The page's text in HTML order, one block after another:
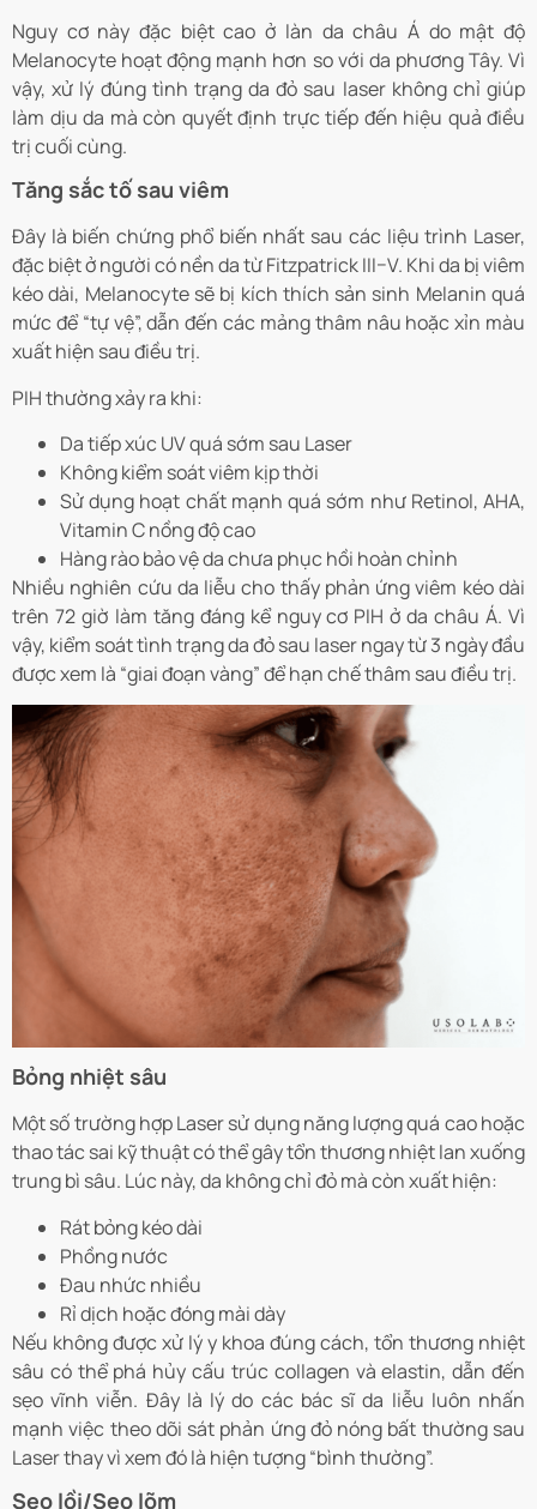
Nguy cơ này đặc biệt cao ở làn da châu Á do mật độ
Melanocyte hoạt động mạnh hơn so với da phương Tây. Vì
vậy, xử lý đúng tình trạng da đỏ sau laser không chỉ giúp
làm dịu da mà còn quyết định trực tiếp đến hiệu quả điều
trị cuối cùng.
Tăng sắc tố sau viêm
Đây là biến chứng phổ biến nhất sau các liệu trình Laser,
đặc biệt ở người có nền da từ Fitzpatrick III–V. Khi da bị viêm
kéo dài, Melanocyte sẽ bị kích thích sản sinh Melanin quá
mức để “tự vệ”, dẫn đến các mảng thâm nâu hoặc xỉn màu
xuất hiện sau điều trị.
PIH thường xảy ra khi:
Da tiếp xúc UV quá sớm sau Laser
Không kiểm soát viêm kịp thời
Sử dụng hoạt chất mạnh quá sớm như Retinol, AHA,
Vitamin C nồng độ cao
Hàng rào bảo vệ da chưa phục hồi hoàn chỉnh
Nhiều nghiên cứu da liễu cho thấy phản ứng viêm kéo dài
trên 72 giờ làm tăng đáng kể nguy cơ PIH ở da châu Á. Vì
vậy, kiểm soát tình trạng da đỏ sau laser ngay từ 3 ngày đầu
được xem là “giai đoạn vàng” để hạn chế thâm sau điều trị.
Bỏng nhiệt sâu
Một số trường hợp Laser sử dụng năng lượng quá cao hoặc
thao tác sai kỹ thuật có thể gây tổn thương nhiệt lan xuống
trung bì sâu. Lúc này, da không chỉ đỏ mà còn xuất hiện:
Rát bỏng kéo dài
Phồng nước
Đau nhức nhiều
Rỉ dịch hoặc đóng mài dày
Nếu không được xử lý y khoa đúng cách, tổn thương nhiệt
sâu có thể phá hủy cấu trúc collagen và elastin, dẫn đến
sẹo vĩnh viễn. Đây là lý do các bác sĩ da liễu luôn nhấn
mạnh việc theo dõi sát phản ứng đỏ nóng bất thường sau
Laser thay vì xem đó là hiện tượng “bình thường”.
Sẹo lồi/Sẹo lõm